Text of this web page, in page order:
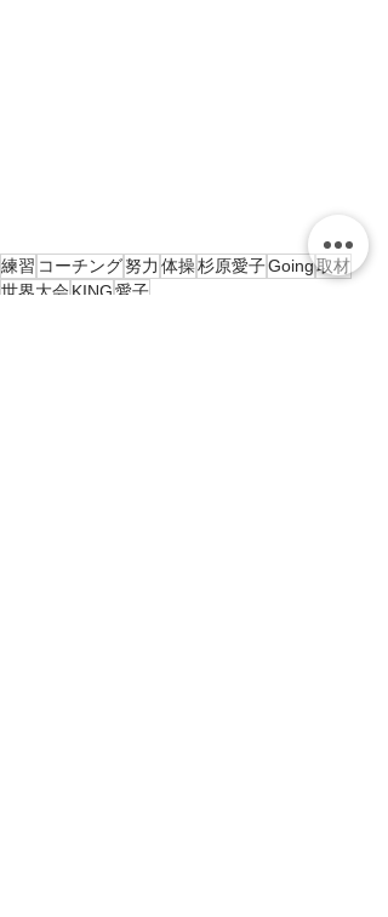
練習 コーチング努力 体操杉原愛子Going取材
世界大会 KING愛子